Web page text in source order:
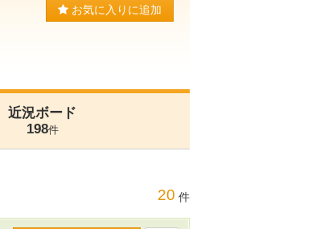
お気に入りに追加
近況ボード
198件
20 件